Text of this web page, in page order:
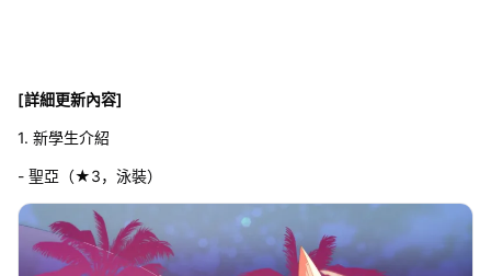
[詳細更新內容]
1. 新學生介紹
- 聖亞（★3，泳裝）